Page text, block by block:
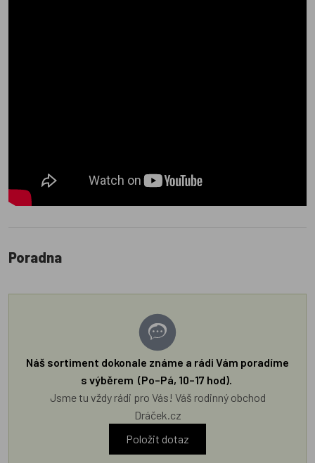
Poradna
Náš sortiment dokonale známe a rádi Vám poradíme
s výběrem (Po–Pá, 10–17 hod).
Jsme tu vždy rádi pro Vás! Váš rodinný obchod
Dráček.cz
Položit dotaz